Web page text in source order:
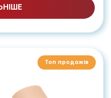
Топ продажів